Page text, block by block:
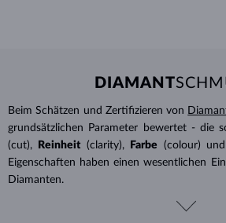
DIAMANT
Beim Schätzen und Zertifizieren von
grundsätzlichen Parameter bewertet - die
(cut),
Reinheit (clarity), Farbe (colour) und
Eigenschaften haben einen wesentlichen
Diamanten.